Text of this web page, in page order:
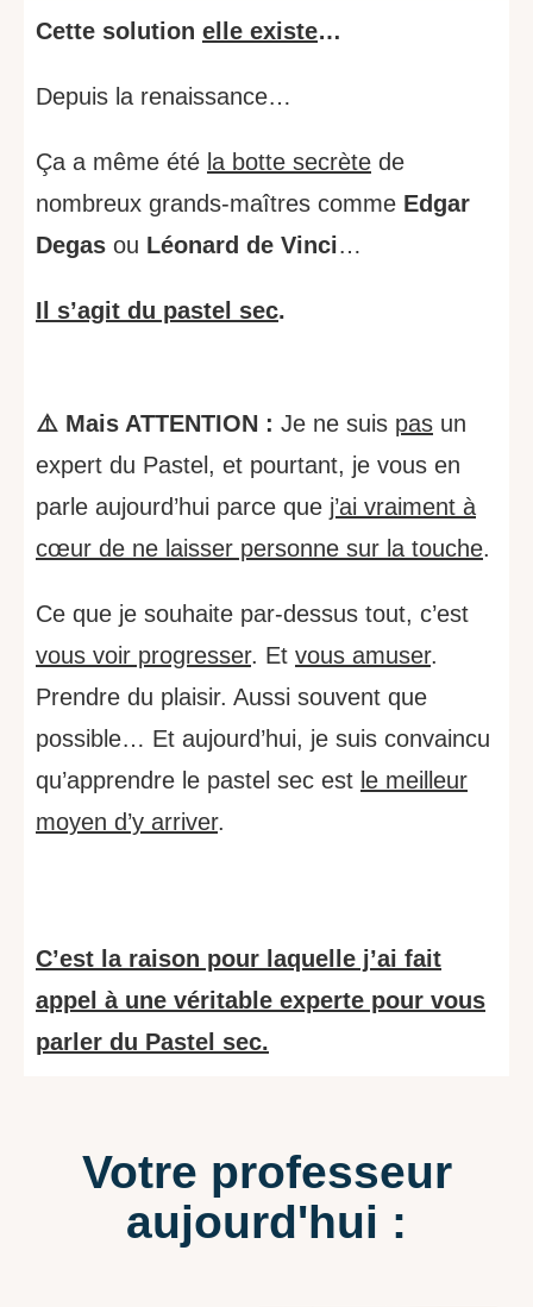
Cette solution elle existe…
Depuis la renaissance…
Ça a même été la botte secrète de
nombreux grands-maîtres comme Edgar
Degas ou Léonard de Vinci…
Il s’agit du pastel sec.
⚠️ Mais ATTENTION : Je ne suis pas un
expert du Pastel, et pourtant, je vous en
parle aujourd’hui parce que j’ai vraiment à
cœur de ne laisser personne sur la touche.
Ce que je souhaite par-dessus tout, c’est
vous voir progresser. Et vous amuser.
Prendre du plaisir. Aussi souvent que
possible… Et aujourd’hui, je suis convaincu
qu’apprendre le pastel sec est le meilleur
moyen d’y arriver.
C’est la raison pour laquelle j’ai fait
appel à une véritable experte pour vous
parler du Pastel sec.
Votre professeur
aujourd'hui :